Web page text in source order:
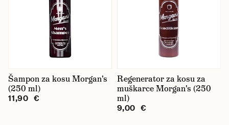
Šampon za kosu Morgan's
(250 ml)
11,90 €
Regenerator za kosu za
muškarce Morgan's (250
ml)
9,00 €